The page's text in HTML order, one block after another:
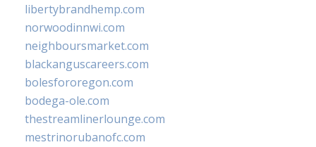
libertybrandhemp.com
norwoodinnwi.com
neighboursmarket.com
blackanguscareers.com
bolesfororegon.com
bodega-ole.com
thestreamlinerlounge.com
mestrinorubanofc.com